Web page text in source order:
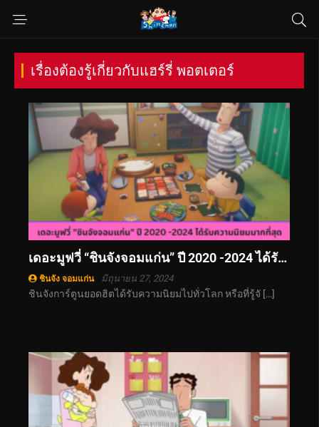
เรื่องต้องรู้เกี่ยวกับแฮร์รี่ พอตเตอร์
เดอะมูฟวี่ “ชินจังจอมแก่น” ปี 2020 -2024 ได้รับความนิยมมากที่สุด
ชินจัง จอมแก่น มิถุนายน 27, 2024
ชินจังการ์ตูนยอดฮิตได้รับความนิยมไปทั่วโลก หรือที่รู้จั […]